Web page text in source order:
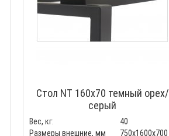
Стол NT 160x70 темный орех/
серый
Вес, кг:
40
Размеры внешние, мм
750x1600x700